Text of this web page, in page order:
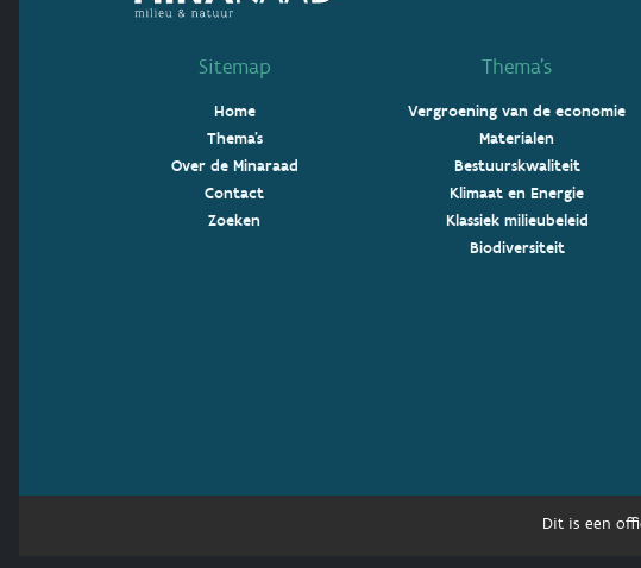
Sitemap
Home
Thema's
Over de Minaraad
Contact
Zoeken
Thema’s
Vergroening van de economie
Materialen
Bestuurskwaliteit
Klimaat en Energie
Klassiek milieubeleid
Biodiversiteit
Dit is een